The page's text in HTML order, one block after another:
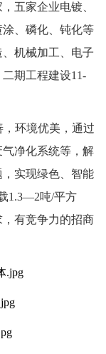
五家企业电镀、
、磷化、钝化等
机械加工、电子
期工程建设11-
环境优美，通过
净化系统等，解
实现绿色、智能
1.3—2吨/平方
有竞争力的招商